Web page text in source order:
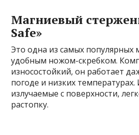
Магниевый
Safe»
Это одна из самых популярных
удобным ножом-скребком.
износостойкий, он работает
погоде и низких температурах.
излучаемые с поверхности,
растопку.